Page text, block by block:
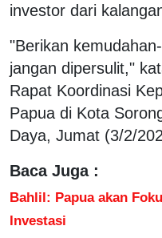
investor dari
"Berikan
jangan dipersulit,"
Rapat Koordinasi
Papua di Kota
Daya, Jumat (3/2/
Baca Juga :
Bahlil: Papua akan
Investasi